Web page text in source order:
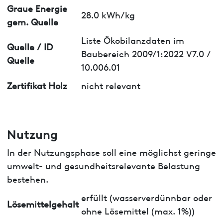
Graue Energie
gem. Quelle
28.0 kWh/kg
Quelle / ID
Quelle
Liste Ökobilanzdaten im
Baubereich 2009/1:2022 V7.0 /
10.006.01
Zertifikat Holz
nicht relevant
Nutzung
In der Nutzungsphase soll eine möglichst geringe
umwelt- und gesundheitsrelevante Belastung
bestehen.
Lösemittelgehalt
erfüllt (wasserverdünnbar oder
ohne Lösemittel (max. 1%))